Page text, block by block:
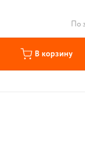
По
В корзину